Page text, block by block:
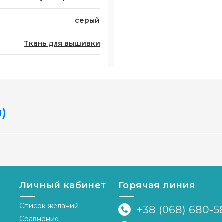
серый
Ткань для вышивки
вышивания Bellana 20 ct.
ширина 140 см Zweigart
под заказ 2-5 дней
Личный кабинет
Список желаний
Сравнение
Горячая линия
+38 (068) 680-